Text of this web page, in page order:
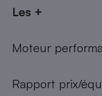
Les +
Moteur
Rapport prix/